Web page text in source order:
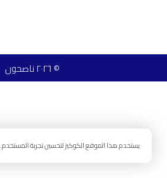
© ٢٠٢٦ ناصحون
يستخدم هذا الموقع الكوكيز لتحسين تجربة المستخدم.